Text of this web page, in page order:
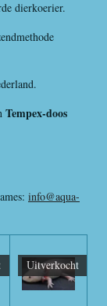
dierkoerier.
Tempex-doos
info@aqua-
Uitverkocht